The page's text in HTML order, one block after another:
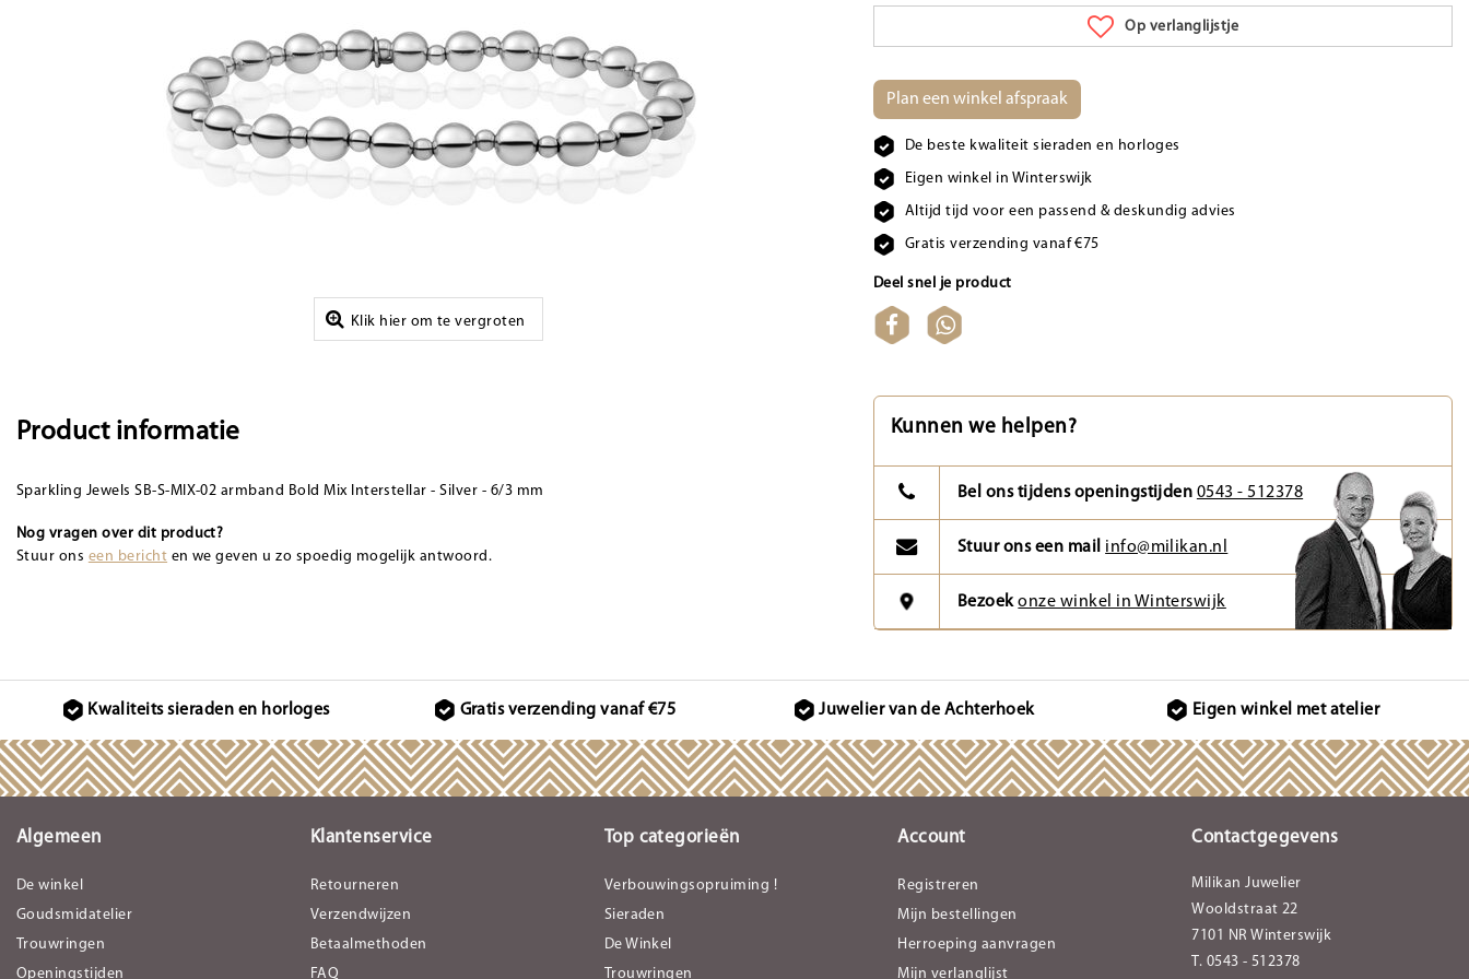
Klik hier om te vergroten
Op verlanglijstje
Plan een winkel afspraak
De beste kwaliteit sieraden en horloges
Eigen winkel in Winterswijk
Altijd tijd voor een passend & deskundig advies
Gratis verzending vanaf €75
Deel snel je product
Product informatie
Sparkling Jewels SB-S-MIX-02 armband Bold Mix Interstellar - Silver - 6/3 mm
Nog vragen over dit product?
Stuur ons een bericht en we geven u zo spoedig mogelijk antwoord.
Kunnen we helpen?
Bel ons tijdens openingstijden 0543 - 512378
Stuur ons een mail info@milikan.nl
Bezoekonze winkel in Winterswijk
Kwaliteits sieraden en horloges Gratis verzending vanaf €75 Juwelier van de Achterhoek Eigen winkel met atelier
Algemeen
De winkel
Goudsmidatelier
Trouwringen
Openingstijden
Klantenservice
Retourneren
Verzendwijzen
Betaalmethoden
FAQ
Top categorieën
Verbouwingsopruiming !
Sieraden
De Winkel
Trouwringen
Account
Registreren
Mijn bestellingen
Herroeping aanvragen
Mijn verlanglijst
Contactgegevens
Milikan Juwelier
Wooldstraat 22
7101 NR Winterswijk
T. 0543 - 512378